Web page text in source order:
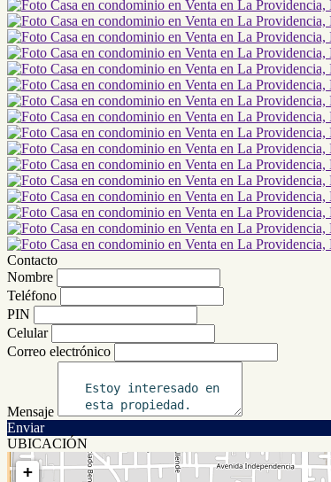
Contacto
Nombre
Teléfono
PIN
Celular
Correo electrónico
Mensaje
Enviar
UBICACIÓN
+